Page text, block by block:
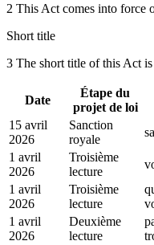
2 This Act comes into force
Short title
3 The short title of this Act is
Date
Étape du
projet de loi
15 avril
2026
Sanction
royale
1 avril
2026
Troisième
lecture
1 avril
2026
Troisième
lecture
1 avril
2026
Deuxième
lecture